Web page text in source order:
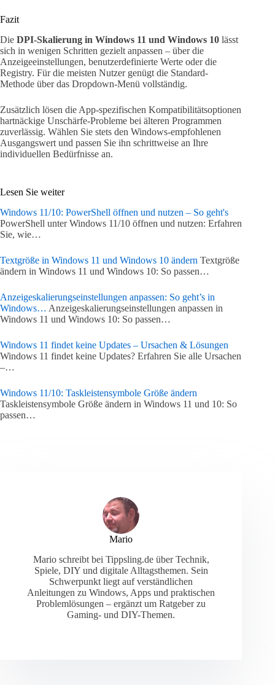
Fazit
Die DPI-Skalierung in Windows 11 und Windows 10 lässt
sich in wenigen Schritten gezielt anpassen – über die
Anzeigeeinstellungen, benutzerdefinierte Werte oder die
Registry. Für die meisten Nutzer genügt die Standard-
Methode über das Dropdown-Menü vollständig.
Zusätzlich lösen die App-spezifischen Kompatibilitätsoptionen
hartnäckige Unschärfe-Probleme bei älteren Programmen
zuverlässig. Wählen Sie stets den Windows-empfohlenen
Ausgangswert und passen Sie ihn schrittweise an Ihre
individuellen Bedürfnisse an.
Lesen Sie weiter
Windows 11/10: PowerShell öffnen und nutzen – So geht's
PowerShell unter Windows 11/10 öffnen und nutzen: Erfahren
Sie, wie…
Textgröße in Windows 11 und Windows 10 ändern Textgröße
ändern in Windows 11 und Windows 10: So passen…
Anzeigeskalierungseinstellungen anpassen: So geht’s in
Windows… Anzeigeskalierungseinstellungen anpassen in
Windows 11 und Windows 10: So passen…
Windows 11 findet keine Updates – Ursachen & Lösungen
Windows 11 findet keine Updates? Erfahren Sie alle Ursachen
–…
Windows 11/10: Taskleistensymbole Größe ändern
Taskleistensymbole Größe ändern in Windows 11 und 10: So
passen…
Mario
Mario schreibt bei Tippsling.de über Technik,
Spiele, DIY und digitale Alltagsthemen. Sein
Schwerpunkt liegt auf verständlichen
Anleitungen zu Windows, Apps und praktischen
Problemlösungen – ergänzt um Ratgeber zu
Gaming- und DIY-Themen.